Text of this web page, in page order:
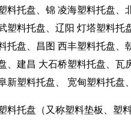
料托盘、锦 凌海塑料托盘
塑料托盘、辽阳 灯塔塑料
托盘、昌图 西丰塑料托盘
、建昌 大石桥塑料托盘、
新塑料托盘、 宽甸塑料托
料托盘（又称塑料垫板、